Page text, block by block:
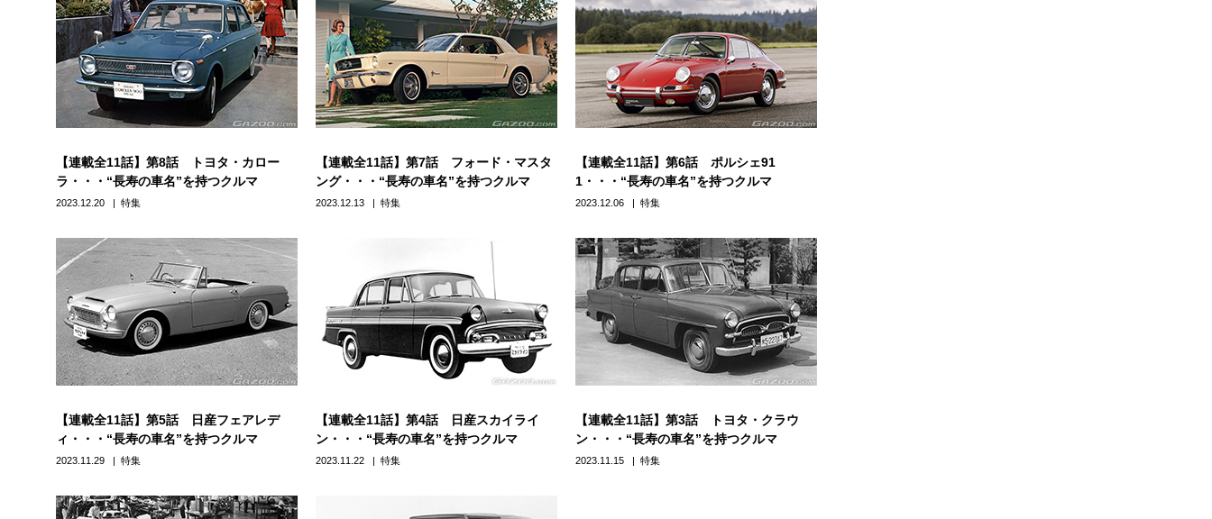
【連載全11話】第8話 トヨタ・カロー
ラ・・・“長寿の車名”を持つクルマ
2023.12.20 特集
【連載全11話】第7話 フォード・マスタ
ング・・・“長寿の車名”を持つクルマ
2023.12.13 特集
【連載全11話】第6話 ポルシェ91
1・・・“長寿の車名”を持つクルマ
2023.12.06 特集
【連載全11話】第5話 日産フェアレデ
ィ・・・“長寿の車名”を持つクルマ
2023.11.29 特集
【連載全11話】第4話 日産スカイライ
ン・・・“長寿の車名”を持つクルマ
2023.11.22 特集
【連載全11話】第3話 トヨタ・クラウ
ン・・・“長寿の車名”を持つクルマ
2023.11.15 特集